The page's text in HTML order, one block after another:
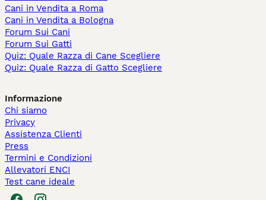
Cani in Vendita a Roma
Cani in Vendita a Bologna
Forum Sui Cani
Forum Sui Gatti
Quiz: Quale Razza di Cane Scegliere
Quiz: Quale Razza di Gatto Scegliere
Informazione
Chi siamo
Privacy
Assistenza Clienti
Press
Termini e Condizioni
Allevatori ENCI
Test cane ideale